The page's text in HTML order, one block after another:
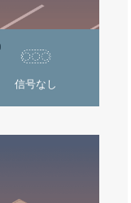
信号なし